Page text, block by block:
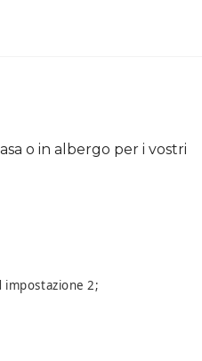
o in albergo per i vostri
impostazione 2;